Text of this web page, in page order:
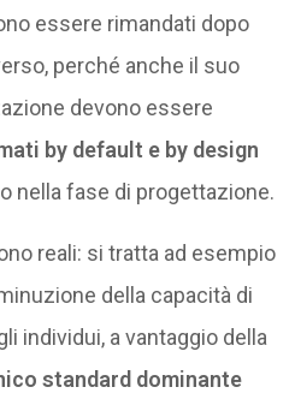
essere rimandati dopo
perché anche il suo
devono essere
by default e by design
nella fase di progettazione.
reali: si tratta ad esempio
della capacità di
individui, a vantaggio della
standard dominante